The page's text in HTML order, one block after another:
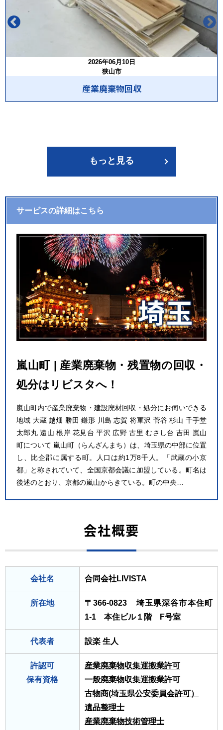
2026年06月10日
狭山市
産業廃棄物回収
もっと見る
サービスの詳細はこちら
嵐山町 | 産業廃棄物・残置物の回収・
処分はリビスタへ！
嵐山町内で産業廃棄物・建設廃材回収・処分にお伺いできる
地域 大蔵 越畑 勝田 鎌形 川島 志賀 将軍沢 菅谷 杉山 千手堂
太郎丸 遠山 根岸 花見台 平沢 広野 古里 むさし台 吉田 嵐山
町について 嵐山町（らんざんまち）は、埼玉県の中部に位置
し、比企郡に属する町。人口は約1万8千人。「武蔵の小京
都」と称されていて、全国京都会議に加盟している。町名は
後述のとおり、京都の嵐山からきている。町の中央…
会社概要
会社名 合同会社LIVISTA
所在地
〒366-0823 埼玉県深谷市本住町
1-1 本住ビル１階 F号室
代表者 設楽 生人
許認可
保有資格
産業廃棄物収集運搬業許可
一般廃棄物収集運搬業許可
古物商(埼玉県公安委員会許可）
遺品整理士
産業廃棄物技術管理士